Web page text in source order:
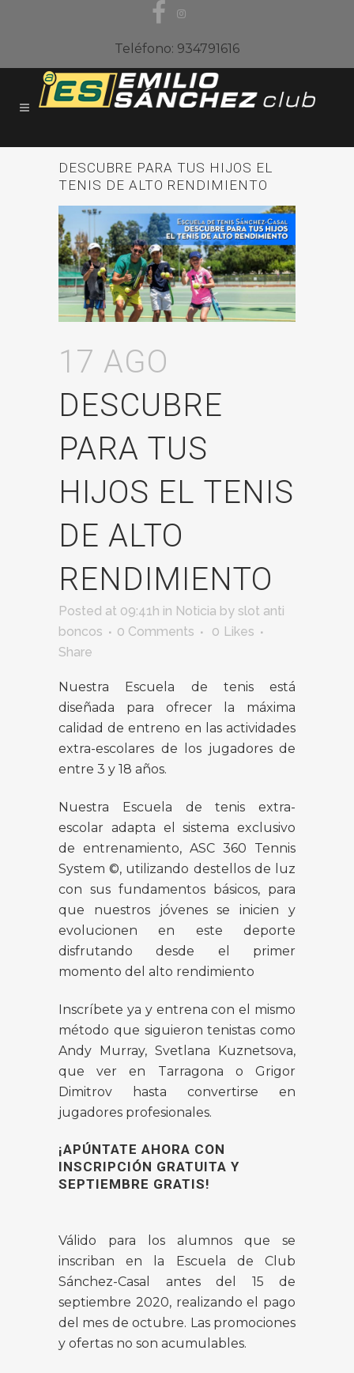
Teléfono: 934791616
DESCUBRE PARA TUS HIJOS EL
TENIS DE ALTO RENDIMIENTO
17 AGO
DESCUBRE
PARA TUS
HIJOS EL TENIS
DE ALTO
RENDIMIENTO
Posted at 09:41h in Noticia by slot anti
boncos
0 Comments 0 Likes
Share
Nuestra Escuela de tenis está
diseñada para ofrecer la máxima
calidad de entreno en las actividades
extra-escolares de los jugadores de
entre 3 y 18 años.
Nuestra Escuela de tenis extra-
escolar adapta el sistema exclusivo
de entrenamiento, ASC 360 Tennis
System ©, utilizando destellos de luz
con sus fundamentos básicos, para
que nuestros jóvenes se inicien y
evolucionen en este deporte
disfrutando desde el primer
momento del alto rendimiento
Inscríbete ya y entrena con el mismo
método que siguieron tenistas como
Andy Murray, Svetlana Kuznetsova,
que ver en Tarragona o Grigor
Dimitrov hasta convertirse en
jugadores profesionales.
¡APÚNTATE AHORA CON
INSCRIPCIÓN GRATUITA Y
SEPTIEMBRE GRATIS!
Válido para los alumnos que se
inscriban en la Escuela de Club
Sánchez-Casal antes del 15 de
septiembre 2020, realizando el pago
del mes de octubre. Las promociones
y ofertas no son acumulables.